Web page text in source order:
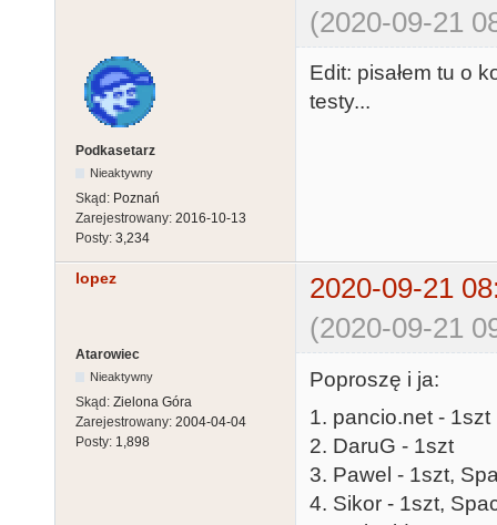
(2020-09-21
Podkasetarz
Nieaktywny
Skąd: Poznań
Zarejestrowany: 2016-10-13
Posty: 3,234
Edit: pisałem tu o
testy...
lopez
2020-09-21
(2020-09-21
Atarowiec
Nieaktywny
Skąd: Zielona Góra
Zarejestrowany: 2004-04-04
Posty: 1,898
Poproszę i ja:
1. pancio.net - 1szt
2. DaruG - 1szt
3. Pawel - 1szt,
4. Sikor - 1szt,